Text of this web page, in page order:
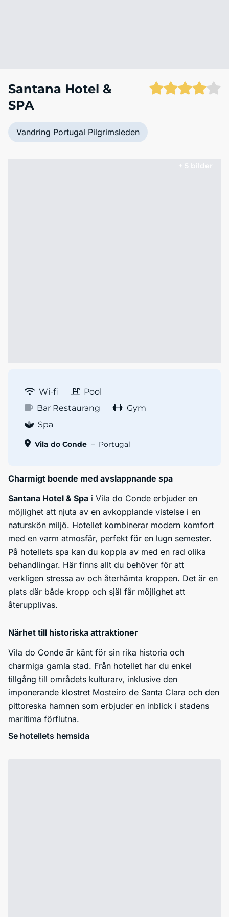
Santana Hotel &
SPA
Vandring Portugal Pilgrimsleden
+ 5 bilder
Wi-fi
Pool
Bar Restaurang
Gym
Spa
Vila do Conde – Portugal
Charmigt boende med avslappnande spa
Santana Hotel & Spa i Vila do Conde erbjuder en
möjlighet att njuta av en avkopplande vistelse i en
naturskön miljö. Hotellet kombinerar modern komfort
med en varm atmosfär, perfekt för en lugn semester.
På hotellets spa kan du koppla av med en rad olika
behandlingar. Här finns allt du behöver för att
verkligen stressa av och återhämta kroppen. Det är en
plats där både kropp och själ får möjlighet att
återupplivas.
Närhet till historiska attraktioner
Vila do Conde är känt för sin rika historia och
charmiga gamla stad. Från hotellet har du enkel
tillgång till områdets kulturarv, inklusive den
imponerande klostret Mosteiro de Santa Clara och den
pittoreska hamnen som erbjuder en inblick i stadens
maritima förflutna.
Se hotellets hemsida